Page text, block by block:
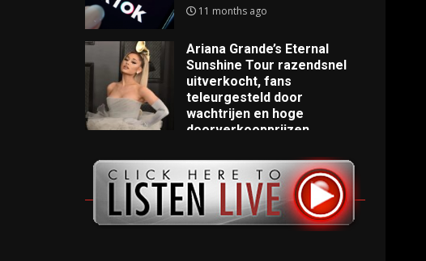
11 months ago
Ariana Grande’s Eternal
Sunshine Tour razendsnel
uitverkocht, fans
teleurgesteld door
wachtrijen en hoge
doorverkoopprijzen